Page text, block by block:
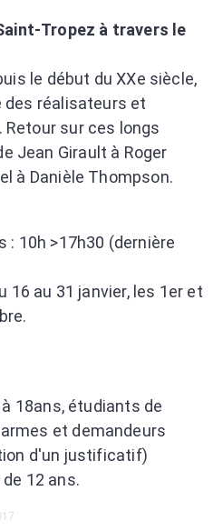
Tropez à travers le
le début du XXe siècle,
des réalisateurs et
sur ces longs
Jean Girault à Roger
à Danièle Thompson.
: 10h >17h30 (dernière
16 au 31 janvier, les 1er et
18ans, étudiants de
et demandeurs
d'un justificatif)
12 ans.